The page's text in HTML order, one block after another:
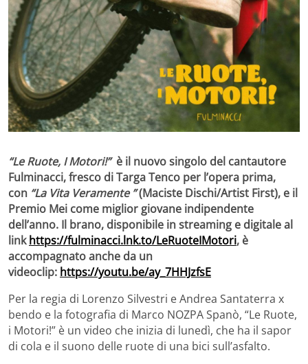
“Le Ruote, I Motori!” è il nuovo singolo del cantautore
Fulminacci, fresco di Targa Tenco per l’opera prima,
con “La Vita Veramente ”(Maciste Dischi/Artist First), e il
Premio Mei come miglior giovane indipendente
dell’anno. Il brano, disponibile in streaming e digitale al
linkhttps://fulminacci.lnk.to/LeRuoteIMotori, è
accompagnato anche da un
videoclip: https://youtu.be/ay_7HHJzfsE
Per la regia di Lorenzo Silvestri e Andrea Santaterra x
bendo e la fotografia di Marco NOZPA Spanò, “Le Ruote,
i Motori!” è un video che inizia di lunedì, che ha il sapor
di cola e il suono delle ruote di una bici sull’asfalto.